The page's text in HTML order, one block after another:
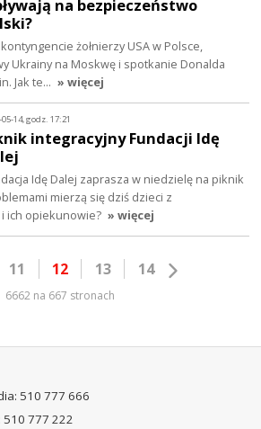
na bezpieczeństwo
żołnierzy USA w Polsce,
Ukrainy na Moskwę i spotkanie Donalda
Jak te… » więcej
05-14, godz. 17:21
integracyjny Fundacji Idę
Idę Dalej zaprasza w niedzielę na piknik
mierzą się dziś dzieci z
ich opiekunowie? » więcej
11 12 13 14
6662 na 667 stronach
510 777 666
510 777 222